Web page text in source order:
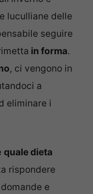
luculliane delle
seguire
in forma.
, ci vengono in
a
eliminare i
quale dieta
rispondere
e